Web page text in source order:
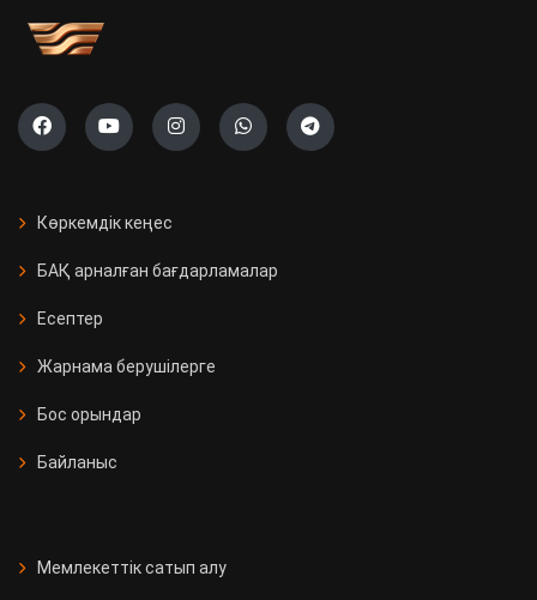
Көркемдік кеңес
БАҚ арналған бағдарламалар
Есептер
Жарнама берушілерге
Бос орындар
Байланыс
Мемлекеттік сатып алу